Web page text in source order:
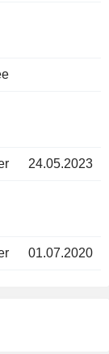
24.05.2023
01.07.2020